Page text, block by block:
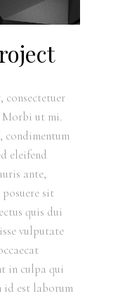
consectetuer
Morbi ut mi.
condimentum
eleifend
ante,
sit
quis dui
vulputate
in culpa qui
est laborum